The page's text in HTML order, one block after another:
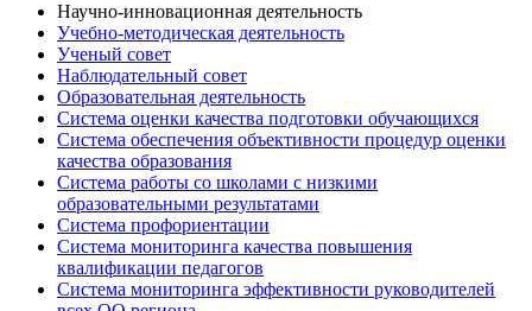
Научно-инновационная деятельность
Учебно-методическая деятельность
Ученый совет
Наблюдательный совет
Образовательная деятельность
Система оценки качества подготовки обучающихся
Система обеспечения объективности процедур оценки
качества образования
Система работы со школами с низкими
образовательными результатами
Система профориентации
Система мониторинга качества повышения
квалификации педагогов
Система мониторинга эффективности руководителей